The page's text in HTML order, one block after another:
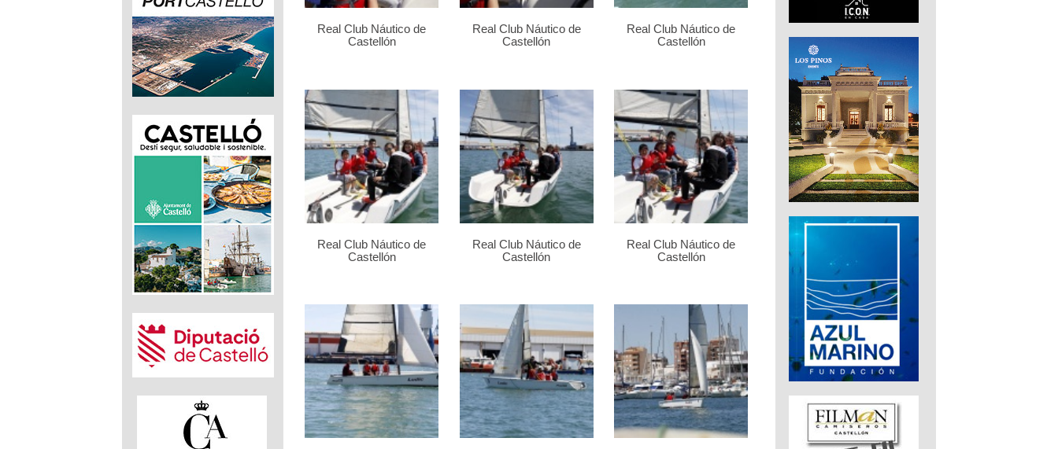
Real Club Náutico de
Castellón
Real Club Náutico de
Castellón
Real Club Náutico de
Castellón
Real Club Náutico de
Castellón
Real Club Náutico de
Castellón
Real Club Náutico de
Castellón